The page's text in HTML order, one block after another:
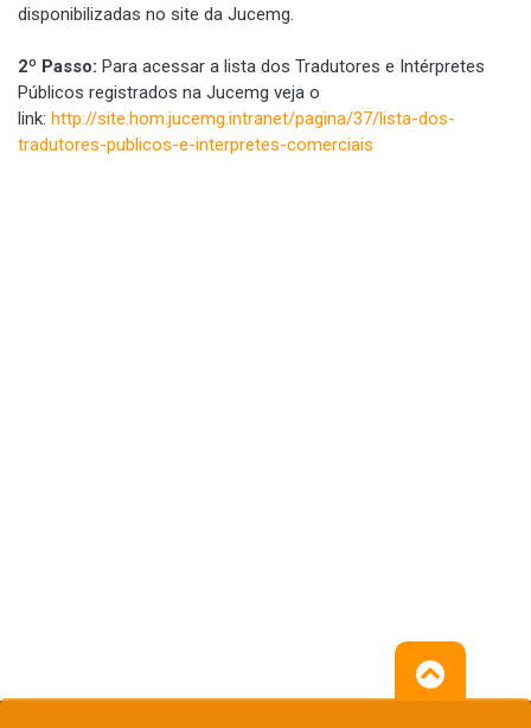
disponibilizadas no site da Jucemg.
2º Passo: Para acessar a lista dos Tradutores e Intérpretes
Públicos registrados na Jucemg veja o
link: http://site.hom.jucemg.intranet/pagina/37/lista-dos-
tradutores-publicos-e-interpretes-comerciais